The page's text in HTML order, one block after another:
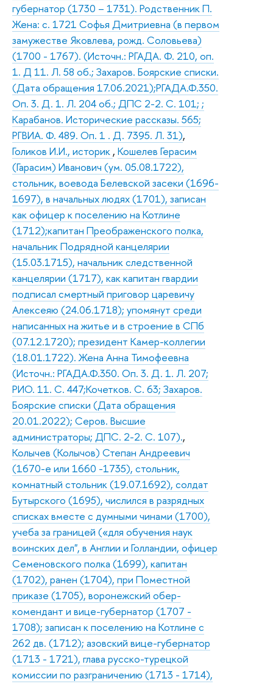
губернатор (1730 – 1731). Родственник П.
Жена: с. 1721 Софья Дмитриевна (в первом
замужестве Яковлева, рожд. Соловьева)
(1700 - 1767). (Источн.: РГАДА. Ф. 210, оп.
1. Д 11. Л. 58 об.; Захаров. Боярские списки.
(Дата обращения 17.06.2021);РГАДА.Ф.350.
Оп. 3. Д. 1. Л. 204 об.; ДПС 2-2. С. 101; ;
Карабанов. Исторические рассказы. 565;
РГВИА. Ф. 489. Оп. 1 . Д. 7395. Л. 31),
Голиков И.И., историк , Кошелев Герасим
(Гарасим) Иванович (ум. 05.08.1722),
стольник, воевода Белевской засеки (1696-
1697), в начальных людях (1701), записан
как офицер к поселению на Котлине
(1712);капитан Преображенского полка,
начальник Подрядной канцелярии
(15.03.1715), начальник следственной
канцелярии (1717), как капитан гвардии
подписал смертный приговор царевичу
Алексеяю (24.06.1718); упомянут среди
написанных на житье и в строение в СПб
(07.12.1720); президент Камер-коллегии
(18.01.1722). Жена Анна Тимофеевна
(Источн.: РГАДА.Ф.350. Оп. 3. Д. 1. Л. 207;
РИО. 11. С. 447;Кочетков. С. 63; Захаров.
Боярские списки (Дата обращения
20.01.2022); Серов. Высшие
администраторы; ДПС. 2-2. С. 107).,
Колычев (Колычов) Степан Андреевич
(1670-е или 1660 -1735), стольник,
комнатный стольник (19.07.1692), солдат
Бутырского (1695), числился в разрядных
списках вместе с думными чинами (1700),
учеба за границей («для обучения наук
воинских дел", в Англии и Голландии, офицер
Семеновского полка (1699), капитан
(1702), ранен (1704), при Поместной
приказе (1705), воронежский обер-
комендант и вице-губернатор (1707 -
1708); записан к поселению на Котлине с
262 дв. (1712); азовский вице-губернатор
(1713 - 1721), глава русско-турецкой
комиссии по разграничению (1713 - 1714),